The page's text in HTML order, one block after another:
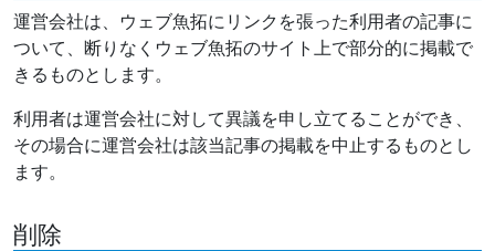
運営会社は、ウェブ魚拓にリンクを張った利用者の記事に
ついて、断りなくウェブ魚拓のサイト上で部分的に掲載で
きるものとします。
利用者は運営会社に対して異議を申し立てることができ、
その場合に運営会社は該当記事の掲載を中止するものとし
ます。
削除